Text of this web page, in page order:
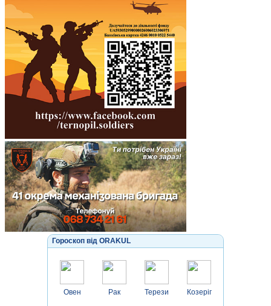
Гороскоп від ORAKUL
Овен Рак Терези Козеріг